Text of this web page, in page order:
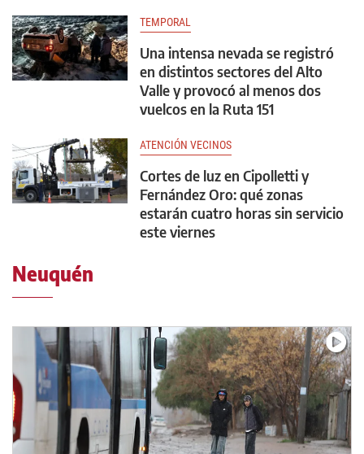
TEMPORAL
Una intensa nevada se registró
en distintos sectores del Alto
Valle y provocó al menos dos
vuelcos en la Ruta 151
ATENCIÓN VECINOS
Cortes de luz en Cipolletti y
Fernández Oro: qué zonas
estarán cuatro horas sin servicio
este viernes
Neuquén